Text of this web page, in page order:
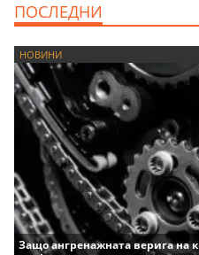
ПОСЛЕДНИ
НОВИНИ
Защо ангренажната верига на